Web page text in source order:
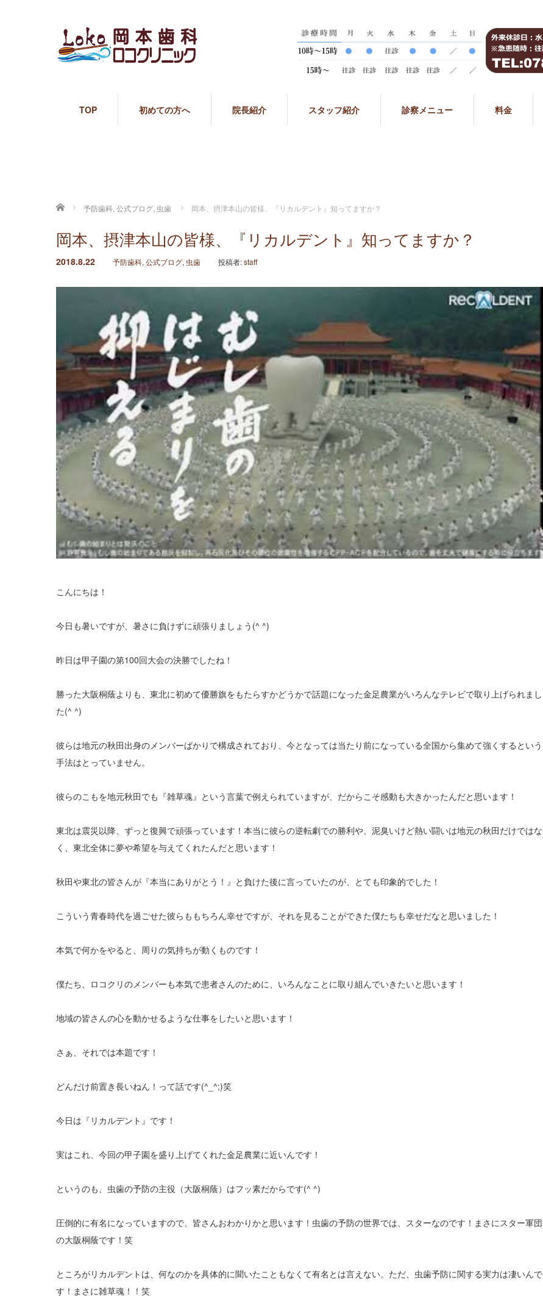
TOP 初めての方へ 院長紹介 スタッフ紹介 診察メニュー 料金
ホーム 予防歯科, 公式ブログ, 虫歯 岡本、摂津本山の皆様、『リカルデント』知ってますか？
岡本、摂津本山の皆様、『リカルデント』知ってますか？
2018.8.22 予防歯科, 公式ブログ, 虫歯 投稿者:staff
こんにちは！
今日も暑いですが、暑さに負けずに頑張りましょう(^ ^)
昨日は甲子園の第100回大会の決勝でしたね！
勝った大阪桐蔭よりも、東北に初めて優勝旗をもたらすかどうかで話題になった金足農業がいろんなテレビで取り上げられまし
た(^ ^)
彼らは地元の秋田出身のメンバーばかりで構成されており、今となっては当たり前になっている全国から集めて強くするという
手法はとっていません。
彼らのこもを地元秋田でも『雑草魂』という言葉で例えられていますが、だからこそ感動も大きかったんだと思います！
東北は震災以降、ずっと復興で頑張っています！本当に彼らの逆転劇での勝利や、泥臭いけど熱い闘いは地元の秋田だけではな
く、東北全体に夢や希望を与えてくれたんだと思います！
秋田や東北の皆さんが『本当にありがとう！』と負けた後に言っていたのが、とても印象的でした！
こういう青春時代を過ごせた彼らももちろん幸せですが、それを見ることができた僕たちも幸せだなと思いました！
本気で何かをやると、周りの気持ちが動くものです！
僕たち、ロコクリのメンバーも本気で患者さんのために、いろんなことに取り組んでいきたいと思います！
地域の皆さんの心を動かせるような仕事をしたいと思います！
さぁ、それでは本題です！
どんだけ前置き長いねん！って話です(^_^;)笑
今日は『リカルデント』です！
実はこれ、今回の甲子園を盛り上げてくれた金足農業に近いんです！
というのも、虫歯の予防の主役（大阪桐蔭）はフッ素だからです(^ ^)
圧倒的に有名になっていますので、皆さんおわかりかと思います！虫歯の予防の世界では、スターなのです！まさにスター軍団
の大阪桐蔭です！笑
ところがリカルデントは、何なのかを具体的に聞いたこともなくて有名とは言えない。ただ、虫歯予防に関する実力は凄いんで
す！まさに雑草魂！！笑